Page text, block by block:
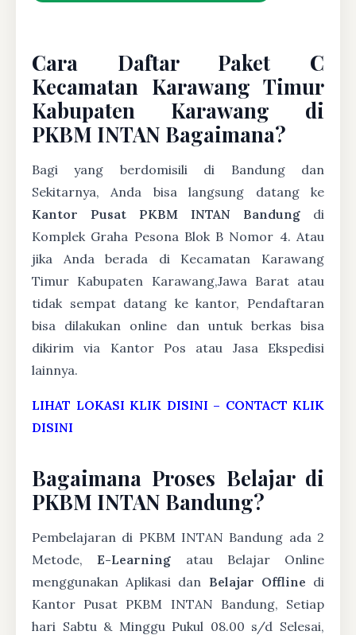
Cara Daftar Paket C
Kecamatan Karawang Timur
Kabupaten Karawang di
PKBM INTAN Bagaimana?
Bagi yang berdomisili di Bandung dan
Sekitarnya, Anda bisa langsung datang ke
Kantor Pusat PKBM INTAN Bandung di
Komplek Graha Pesona Blok B Nomor 4. Atau
jika Anda berada di Kecamatan Karawang
Timur Kabupaten Karawang,Jawa Barat atau
tidak sempat datang ke kantor, Pendaftaran
bisa dilakukan online dan untuk berkas bisa
dikirim via Kantor Pos atau Jasa Ekspedisi
lainnya.
LIHAT LOKASI KLIK DISINI – CONTACT KLIK
DISINI
Bagaimana Proses Belajar di
PKBM INTAN Bandung?
Pembelajaran di PKBM INTAN Bandung ada 2
Metode,E-Learning atau Belajar Online
menggunakan Aplikasi dan Belajar Offline di
Kantor Pusat PKBM INTAN Bandung, Setiap
hari Sabtu & Minggu Pukul 08.00 s/d Selesai,